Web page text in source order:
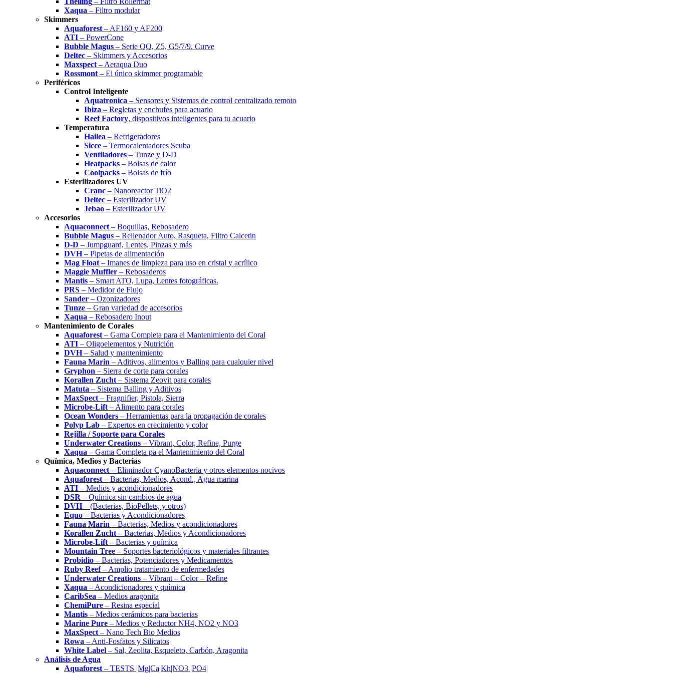
Xaqua – Filtro modular
Skimmers
Aquaforest – AF160 y AF200
ATI – PowerCone
Bubble Magus – Serie QQ, Z5, G5/7/9. Curve
Deltec – Skimmers y Accesorios
Maxspect – Aeraqua Duo
Rossmont – El único skimmer programable
Periféricos
Control Inteligente
Aquatronica – Sensores y Sistemas de control centralizado remoto
Ibiza – Regletas y enchufes para acuario
Reef Factory, dispositivos inteligentes para tu acuario
Temperatura
Hailea – Refrigeradores
Sicce – Termocalentadores Scuba
Ventiladores – Tunze y D-D
Heatpacks – Bolsas de calor
Coolpacks – Bolsas de frío
Esterilizadores UV
Cranc – Nanoreactor TiO2
Deltec – Esterilizador UV
Jebao – Esterilizador UV
Accesorios
Aquaconnect – Boquillas, Rebosadero
Bubble Magus – Rellenador Auto, Rasqueta, Filtro Calcetin
D-D – Jumpguard, Lentes, Pinzas y más
DVH– Pipetas de alimentación
Mag Float – Imanes de limpieza para uso en cristal y acrílico
Maggie Muffler – Rebosaderos
Mantis – Smart ATO, Lupa, Lentes fotográficas.
PRS – Medidor de Flujo
Sander – Ozonizadores
Tunze – Gran variedad de accesorios
Xaqua – Rebosadero Inout
Mantenimiento de Corales
Aquaforest – Gama Completa para el Mantenimiento del Coral
ATI – Oligoelementos y Nutrición
DVH– Salud y mantenimiento
Fauna Marin – Aditivos, alimentos y Balling para cualquier nivel
Gryphon – Sierra de corte para corales
Korallen Zucht – Sistema Zeovit para corales
Matuta – Sistema Balling y Aditivos
MaxSpect – Fragnifier, Pistola, Sierra
Microbe-Lift – Alimento para corales
Ocean Wonders – Herramientas para la propagación de corales
Polyp Lab – Expertos en crecimiento y color
Rejilla / Soporte para Corales
Underwater Creations – Vibrant, Color, Refine, Purge
Xaqua – Gama Completa pa el Mantenimiento del Coral
Química, Medios y Bacterias
Aquaconnect – Eliminador CyanoBacteria y otros elementos nocivos
Aquaforest – Bacterias, Medios, Acond., Agua marina
ATI – Medios y acondicionadores
DSR – Química sin cambios de agua
DVH– (Bacterias, BioPellets, y otros)
Equo – Bacterias y Acondicionadores
Fauna Marin – Bacterias, Medios y acondicionadores
Korallen Zucht – Bacterias, Medios y Acondicionadores
Microbe-Lift – Bacterias y química
Mountain Tree – Soportes bacteriológicos y materiales filtrantes
Probidio – Bacterias, Potenciadores y Medicamentos
Ruby Reef– Amplio tratamiento de enfermedades
Underwater Creations – Vibrant – Color – Refine
Xaqua – Acondicionadores y química
CaribSea – Medios aragonita
ChemiPure – Resina especial
Mantis – Medios cerámicos para bacterias
Marine Pure – Medios y Reductor NH4, NO2 y NO3
MaxSpect – Nano Tech Bio Medios
Rowa – Anti-Fosfatos y Silicatos
White Label – Sal, Zeolita, Esqueleto, Carbón, Aragonita
Análisis de Agua
Aquaforest – TESTS |Mg|Ca|Kh|NO3 |PO4|